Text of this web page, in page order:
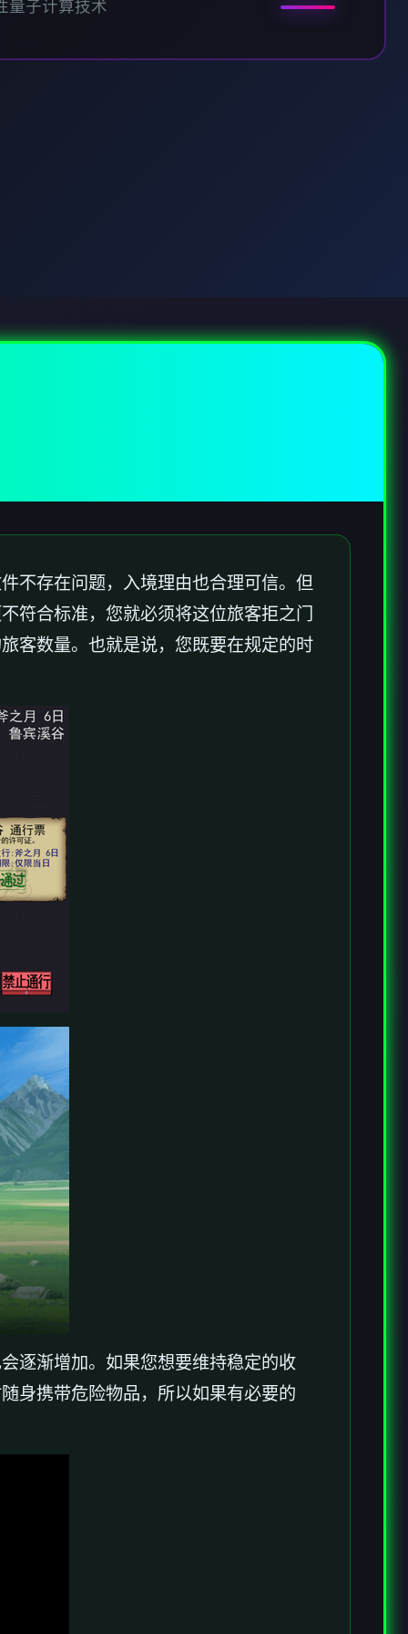
量子计算技术
不存在问题，入境理由也合理可信。但
符合标准，您就必须将这位旅客拒之门
客数量。也就是说，您既要在规定的时
逐渐增加。如果您想要维持稳定的收
身携带危险物品，所以如果有必要的